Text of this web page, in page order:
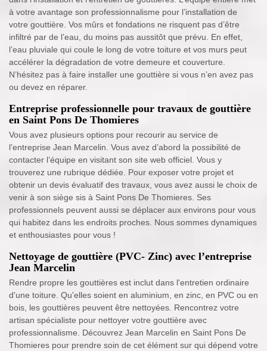
à votre avantage son professionnalisme pour l’installation de
votre gouttière. Vos mûrs et fondations ne risquent pas d’être
infiltré par de l’eau, du moins pas aussitôt que prévu. En effet,
l’eau pluviale qui coule le long de votre toiture et vos murs peut
accélérer la dégradation de votre demeure et couverture.
N’hésitez pas à faire installer une gouttière si vous n’en avez pas
ou devez en réparer.
Entreprise professionnelle pour travaux de gouttière
en Saint Pons De Thomieres
Vous avez plusieurs options pour recourir au service de
l’entreprise Jean Marcelin. Vous avez d’abord la possibilité de
contacter l’équipe en visitant son site web officiel. Vous y
trouverez une rubrique dédiée. Pour exposer votre projet et
obtenir un devis évaluatif des travaux, vous avez aussi le choix de
venir à son siège sis à Saint Pons De Thomieres. Ses
professionnels peuvent aussi se déplacer aux environs pour vous
qui habitez dans les endroits proches. Nous sommes dynamiques
et enthousiastes pour vous !
Nettoyage de gouttière (PVC- Zinc) avec l’entreprise
Jean Marcelin
Rendre propre les gouttières est inclut dans l'entretien ordinaire
d'une toiture. Qu'elles soient en aluminium, en zinc, en PVC ou en
bois, les gouttières peuvent être nettoyées. Rencontrez votre
artisan spécialiste pour nettoyer votre gouttière avec
professionnalisme. Découvrez Jean Marcelin en Saint Pons De
Thomieres pour prendre soin de cet élément sur qui dépend votre